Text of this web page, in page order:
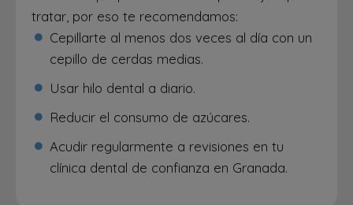
tratar, por eso te recomendamos:
Cepillarte al menos dos veces al día con un
cepillo de cerdas medias.
Usar hilo dental a diario.
Reducir el consumo de azúcares.
Acudir regularmente a revisiones en tu
clínica dental de confianza en Granada.